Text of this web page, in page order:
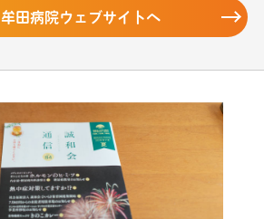
牟田病院ウェブサイトへ